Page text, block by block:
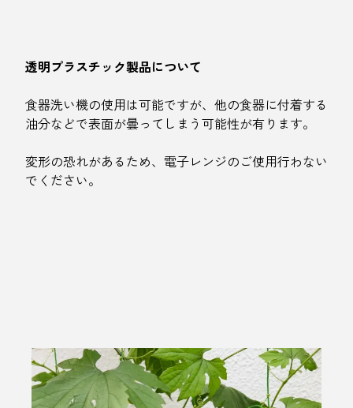
透明プラスチック製品について
食器洗い機の使用は可能ですが、他の食器に付着する
油分などで表面が曇ってしまう可能性が有ります。
変形の恐れがあるため、電子レンジのご使用行わない
でください。